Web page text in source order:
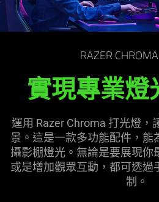
RAZER
實現專業
運用 Razer Chroma 打光燈，
景。這是一款多功能配件，能
攝影棚燈光。無論是要展現你
或是增加觀眾互動，都可透過
制。